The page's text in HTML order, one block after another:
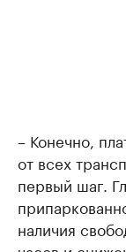
– Конечно,
от всех
первый шаг.
наличия